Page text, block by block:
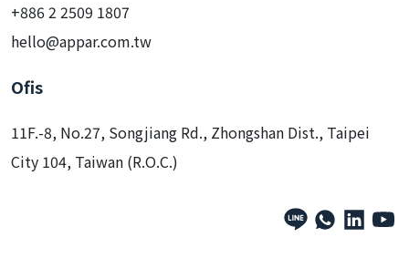
+886 2 2509 1807
hello@appar.com.tw
Ofis
11F.-8, No.27, Songjiang Rd., Zhongshan Dist., Taipei
City 104, Taiwan (R.O.C.)